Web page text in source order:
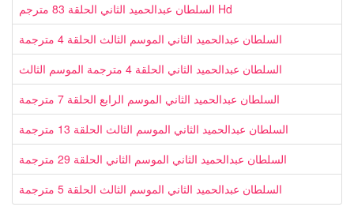
السلطان عبدالحميد الثاني الحلقة 83 مترجم Hd
السلطان عبدالحميد الثاني الموسم الثالث الحلقة 4 مترجمة
السلطان عبدالحميد الثاني الحلقة 4 مترجمة الموسم الثالث
السلطان عبدالحميد الثاني الموسم الرابع الحلقة 7 مترجمة
السلطان عبدالحميد الثاني الموسم الثالث الحلقة 13 مترجمة
السلطان عبدالحميد الثاني الموسم الثاني الحلقة 29 مترجمة
السلطان عبدالحميد الثاني الموسم الثالث الحلقة 5 مترجمة